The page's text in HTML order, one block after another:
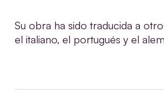
Su obra ha sido traducida a
el italiano, el portugués y el